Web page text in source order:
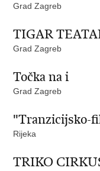
Grad Zagreb
TIGAR
Grad Zagreb
Točka na i
Grad Zagreb
"Tranzicijsko-
Rijeka
TRIKO